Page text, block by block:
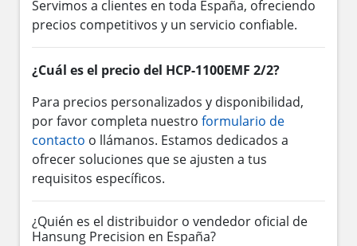
Servimos a clientes en toda España, ofreciendo
precios competitivos y un servicio confiable.
¿Cuál es el precio del HCP-1100EMF 2/2?
Para precios personalizados y disponibilidad,
por favor completa nuestro formulario de
contacto o llámanos. Estamos dedicados a
ofrecer soluciones que se ajusten a tus
requisitos específicos.
¿Quién es el distribuidor o vendedor oficial de
Hansung Precision en España?